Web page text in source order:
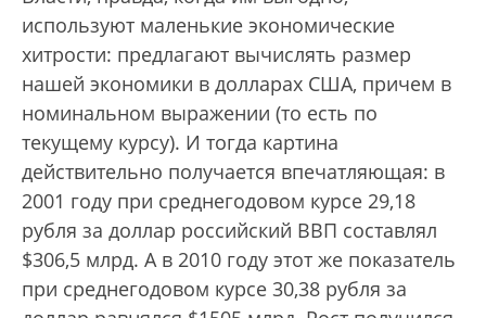
используют маленькие экономические
хитрости: предлагают вычислять размер
нашей экономики в долларах США, причем в
номинальном выражении (то есть по
текущему курсу). И тогда картина
действительно получается впечатляющая: в
2001 году при среднегодовом курсе 29,18
рубля за доллар российский ВВП составлял
$306,5 млрд. А в 2010 году этот же показатель
при среднегодовом курсе 30,38 рубля за